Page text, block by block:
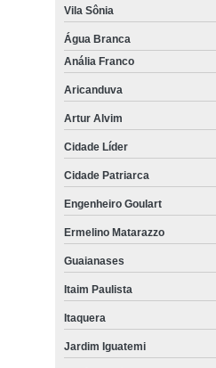
Vila Sônia
Água Branca
Anália Franco
Aricanduva
Artur Alvim
Cidade Líder
Cidade Patriarca
Engenheiro Goulart
Ermelino Matarazzo
Guaianases
Itaim Paulista
Itaquera
Jardim Iguatemi